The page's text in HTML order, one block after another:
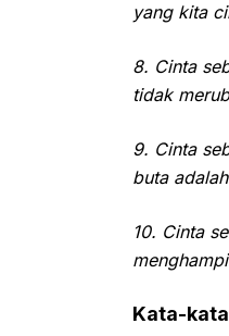
yang kita
8. Cinta
tidak
9. Cinta
buta
10. Cinta
Kata-